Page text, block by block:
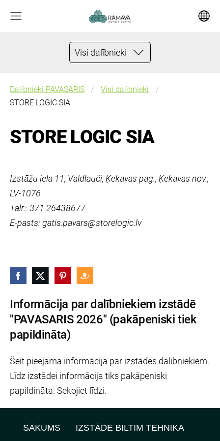
Visi dalībnieki
Informācija par dalībniekiem izstādē
"PAVASARIS 2026" (pakāpeniski tiek
papildināta)
Šeit pieejama informācija par izstādes dalībniekiem.
Līdz izstādei informācija tiks pakāpeniski
papildināta. Sekojiet līdzi.
Dalībnieki PAVASARIS
Visi dalībnieki
STORE LOGIC SIA
STORE LOGIC SIA
Izstāžu iela 11, Valdlauči, Ķekavas pag., Ķekavas nov.,
LV-1076
Tālr.: 371 26438677
E-pasts: gatis.pavars@storelogic.lv
SĀKUMS IZSTĀDE BILTIM TEHNIKA